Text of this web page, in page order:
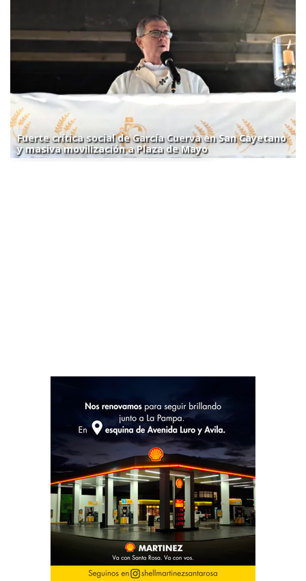
Fuerte crítica social de García Cuerva en San Cayetano
y masiva movilización a Plaza de Mayo